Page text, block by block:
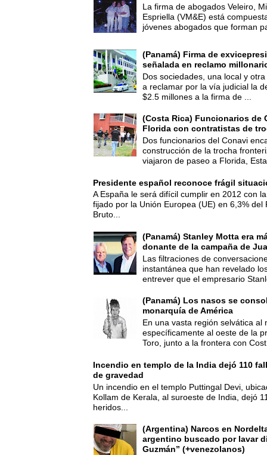
La firma de abogados Veleiro,
Espriella (VM&E) está
jóvenes abogados que forman
(Panamá) Firma de
señalada en reclamo
Dos sociedades, una local y
a reclamar por la vía judicial la
$2.5 millones a la firma de ...
(Costa Rica) Funcionarios de
Florida con contratistas de
Dos funcionarios del Conavi
construcción de la trocha
viajaron de paseo a Florida,
Presidente español reconoce frágil
A España le será difícil cumplir en 2012 con
fijado por la Unión Europea (UE) en 6,3% del
Bruto...
(Panamá) Stanley Motta era
donante de la campaña de
Las filtraciones de
instantánea que han revelado
entrever que el empresario
(Panamá) Los nasos se
monarquía de América
En una vasta región selvática al
específicamente al oeste de la
Toro, junto a la frontera con
Incendio en templo de la India dejó 110
de gravedad
Un incendio en el templo Puttingal Devi,
Kollam de Kerala, al suroeste de India, dejó
heridos...
(Argentina) Narcos en
argentino buscado por lavar
Guzmán” (+venezolanos)